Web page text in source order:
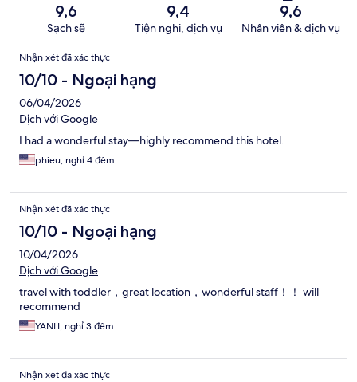
9,6
Sạch sẽ
9,4
Tiện nghi, dịch vụ
9,6
Nhân viên & dịch vụ
Nhận
xét
Nhận xét đã xác thực
10/10 - Ngoại hạng
06/04/2026
Dịch với Google
I had a wonderful stay—highly recommend this hotel.
phieu, nghỉ 4 đêm
Nhận xét đã xác thực
10/10 - Ngoại hạng
10/04/2026
Dịch với Google
travel with toddler，great location，wonderful staff！！ will
recommend
YANLI, nghỉ 3 đêm
Nhận xét đã xác thực